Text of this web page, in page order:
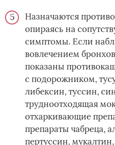
Назначаются
опираясь на
симптомы. Если
вовлечением
показаны
с подорожником,
либексин, туссин,
трудноотходящая
отхаркивающие
препараты чабреца,
пертуссин,